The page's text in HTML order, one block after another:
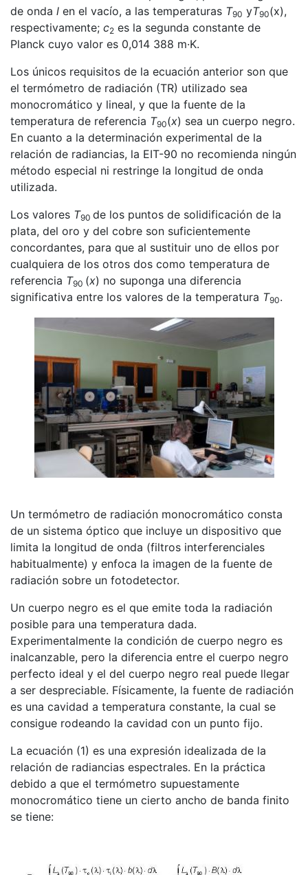
de onda l en el vacío, a las temperaturas T90 yT90(x),
respectivamente; c2 es la segunda constante de
Planck cuyo valor es 0,014 388 m·K.
Los únicos requisitos de la ecuación anterior son que
el termómetro de radiación (TR) utilizado sea
monocromático y lineal, y que la fuente de la
temperatura de referencia T90(x) sea un cuerpo negro.
En cuanto a la determinación experimental de la
relación de radiancias, la EIT-90 no recomienda ningún
método especial ni restringe la longitud de onda
utilizada.
Los valores T90 de los puntos de solidificación de la
plata, del oro y del cobre son suficientemente
concordantes, para que al sustituir uno de ellos por
cualquiera de los otros dos como temperatura de
referencia T90 (x) no suponga una diferencia
significativa entre los valores de la temperatura T90.
Un termómetro de radiación monocromático consta
de un sistema óptico que incluye un dispositivo que
limita la longitud de onda (filtros interferenciales
habitualmente) y enfoca la imagen de la fuente de
radiación sobre un fotodetector.
Un cuerpo negro es el que emite toda la radiación
posible para una temperatura dada.
Experimentalmente la condición de cuerpo negro es
inalcanzable, pero la diferencia entre el cuerpo negro
perfecto ideal y el del cuerpo negro real puede llegar
a ser despreciable. Físicamente, la fuente de radiación
es una cavidad a temperatura constante, la cual se
consigue rodeando la cavidad con un punto fijo.
La ecuación (1) es una expresión idealizada de la
relación de radiancias espectrales. En la práctica
debido a que el termómetro supuestamente
monocromático tiene un cierto ancho de banda finito
se tiene: